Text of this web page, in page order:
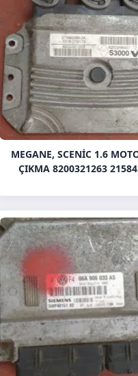
MEGANE, SCENIC 1.6
ÇIKMA 8200321263